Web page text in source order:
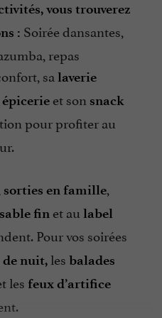
vous trouverez
: Soirée dansantes,
repas
sa laverie
et son snack
pour profiter au
sorties en famille
fin et au label
Pour vos soirées
de nuit, les balades
les feux d’artifice